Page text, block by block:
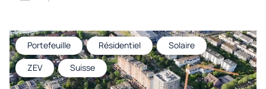
Portefeuille Résidentiel
Solaire
ZEV
Suisse